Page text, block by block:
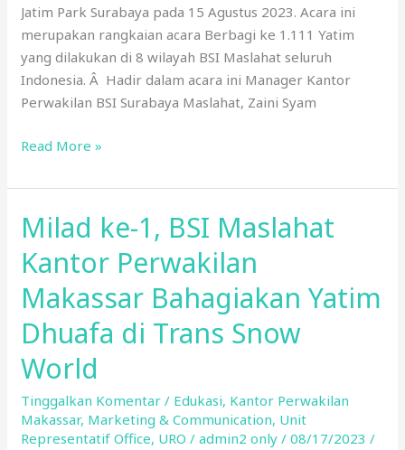
Jatim Park Surabaya pada 15 Agustus 2023. Acara ini
merupakan rangkaian acara Berbagi ke 1.111 Yatim
yang dilakukan di 8 wilayah BSI Maslahat seluruh
Indonesia. Â Hadir dalam acara ini Manager Kantor
Perwakilan BSI Surabaya Maslahat, Zaini Syam
Read More »
Milad ke-1, BSI Maslahat
Kantor Perwakilan
Makassar Bahagiakan Yatim
Dhuafa di Trans Snow
World
Tinggalkan Komentar / Edukasi, Kantor Perwakilan
Makassar, Marketing & Communication, Unit
Representatif Office, URO /admin2 only/08/17/2023/
Milad
ke-
1,
BSI
Maslahat
Kantor
Perwakilan
Makassar
Bahagiakan
Yatim
Dhuafa